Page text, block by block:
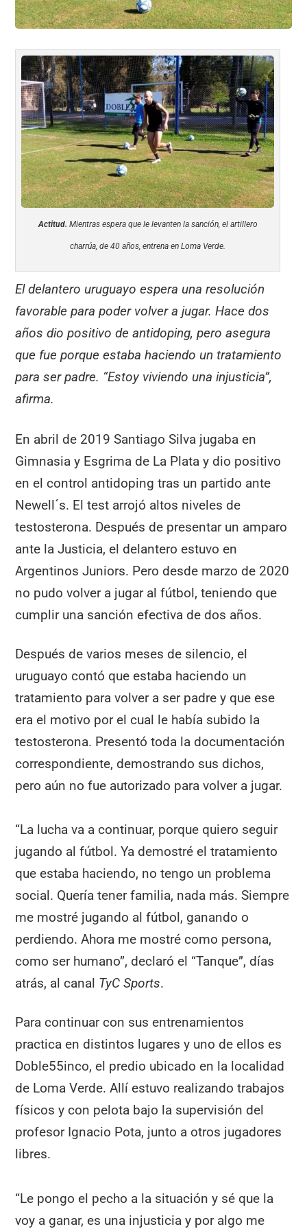
Actitud. Mientras espera que le levanten la sanción, el artillero
charrúa, de 40 años, entrena en Loma Verde.
El delantero uruguayo espera una resolución
favorable para poder volver a jugar. Hace dos
años dio positivo de antidoping, pero asegura
que fue porque estaba haciendo un tratamiento
para ser padre. “Estoy viviendo una injusticia”,
afirma.
En abril de 2019 Santiago Silva jugaba en
Gimnasia y Esgrima de La Plata y dio positivo
en el control antidoping tras un partido ante
Newell´s. El test arrojó altos niveles de
testosterona. Después de presentar un amparo
ante la Justicia, el delantero estuvo en
Argentinos Juniors. Pero desde marzo de 2020
no pudo volver a jugar al fútbol, teniendo que
cumplir una sanción efectiva de dos años.
Después de varios meses de silencio, el
uruguayo contó que estaba haciendo un
tratamiento para volver a ser padre y que ese
era el motivo por el cual le había subido la
testosterona. Presentó toda la documentación
correspondiente, demostrando sus dichos,
pero aún no fue autorizado para volver a jugar.
“La lucha va a continuar, porque quiero seguir
jugando al fútbol. Ya demostré el tratamiento
que estaba haciendo, no tengo un problema
social. Quería tener familia, nada más. Siempre
me mostré jugando al fútbol, ganando o
perdiendo. Ahora me mostré como persona,
como ser humano”, declaró el “Tanque”, días
atrás, al canal TyC Sports.
Para continuar con sus entrenamientos
practica en distintos lugares y uno de ellos es
Doble55inco, el predio ubicado en la localidad
de Loma Verde. Allí estuvo realizando trabajos
físicos y con pelota bajo la supervisión del
profesor Ignacio Pota, junto a otros jugadores
libres.
“Le pongo el pecho a la situación y sé que la
voy a ganar, es una injusticia y por algo me